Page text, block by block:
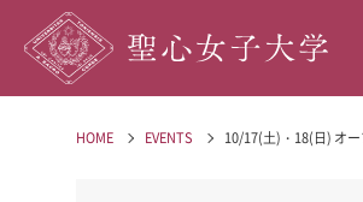
HOME EVENTS 10/17(土)・18(日) オ